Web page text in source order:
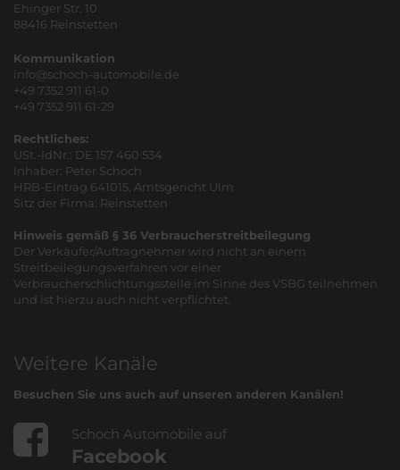
Ehinger Str. 10
88416 Reinstetten
Kommunikation
info@schoch-automobile.de
+49 7352 911 61-0
+49 7352 911 61-29
Rechtliches:
USt.-IdNr.: DE 157 460 534
Inhaber: Peter Schoch
HRB-Eintrag 641015, Amtsgericht Ulm
Sitz der Firma: Reinstetten
Hinweis gemäß § 36 Verbraucherstreitbeilegung
Der Verkäufer/Auftragnehmer wird nicht an einem
Streitbeilegungsverfahren vor einer
Verbraucherschlichtungsstelle im Sinne des VSBG teilnehmen
und ist hierzu auch nicht verpflichtet.
Weitere Kanäle
Besuchen Sie uns auch auf unseren anderen Kanälen!
Schoch Automobile auf
Facebook